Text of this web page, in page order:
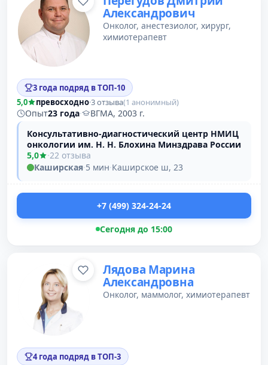
Александрович
Онколог, анестезиолог, хирург,
химиотерапевт
3 года подряд в ТОП-10
5,0
превосходно·3 отзыва(1 анонимный)
Опыт23 года·
ВГМА, 2003 г.
Консультативно-диагностический центр НМИЦ
онкологии им. Н. Н. Блохина Минздрава России
5,0
·22 отзыва
Каширская·5 мин·Каширское ш, 23
+7 (499) 324-24-24
Сегодня до 15:00
Лядова Марина
Александровна
Онколог, маммолог, химиотерапевт
4 года подряд в ТОП-3